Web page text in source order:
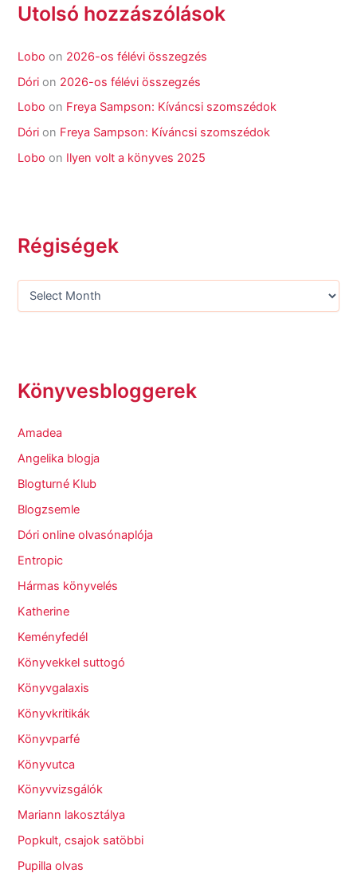
Utolsó hozzászólások
Lobo on 2026-os félévi összegzés
Dóri on 2026-os félévi összegzés
Lobo on Freya Sampson: Kíváncsi szomszédok
Dóri on Freya Sampson: Kíváncsi szomszédok
Lobo on Ilyen volt a könyves 2025
Régiségek
Könyvesbloggerek
Amadea
Angelika blogja
Blogturné Klub
Blogzsemle
Dóri online olvasónaplója
Entropic
Hármas könyvelés
Katherine
Keményfedél
Könyvekkel suttogó
Könyvgalaxis
Könyvkritikák
Könyvparfé
Könyvutca
Könyvvizsgálók
Mariann lakosztálya
Popkult, csajok satöbbi
Pupilla olvas